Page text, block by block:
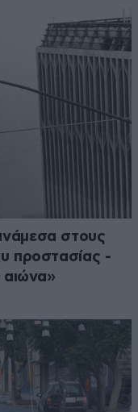
στους
προστασίας -
αιώνα»